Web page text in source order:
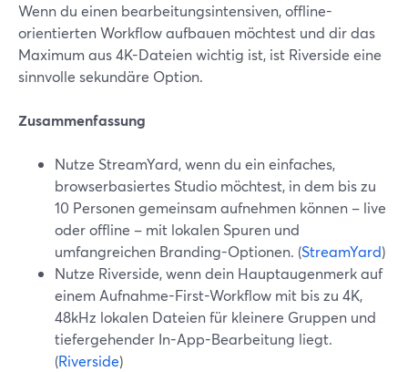
Wenn du einen bearbeitungsintensiven, offline-
orientierten Workflow aufbauen möchtest und dir das
Maximum aus 4K-Dateien wichtig ist, ist Riverside eine
sinnvolle sekundäre Option.
Zusammenfassung
Nutze StreamYard, wenn du ein einfaches,
browserbasiertes Studio möchtest, in dem bis zu
10 Personen gemeinsam aufnehmen können – live
oder offline – mit lokalen Spuren und
umfangreichen Branding-Optionen. (StreamYard)
Nutze Riverside, wenn dein Hauptaugenmerk auf
einem Aufnahme-First-Workflow mit bis zu 4K,
48kHz lokalen Dateien für kleinere Gruppen und
tiefergehender In-App-Bearbeitung liegt.
(Riverside)